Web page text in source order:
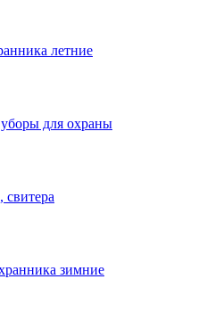
летние
для охраны
зимние